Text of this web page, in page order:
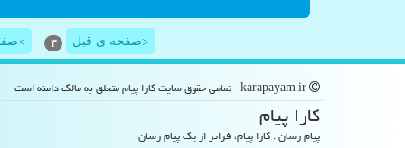
<صفحه ی قبل ۳ >
كارا پیام
پیام رسان : کارا پیام، فراتر از یک پیام رسان